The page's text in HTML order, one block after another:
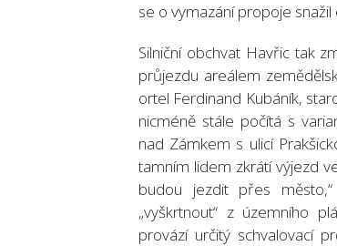
se o vymazání propoje
Silniční obchvat Havřic tak
průjezdu areálem
ortel Ferdinand Kubáník,
nicméně stále počítá s
nad Zámkem s ulicí
tamním lidem zkrátí výjezd
budou jezdit přes
„vyškrtnout“ z územního
provází určitý schvalovací